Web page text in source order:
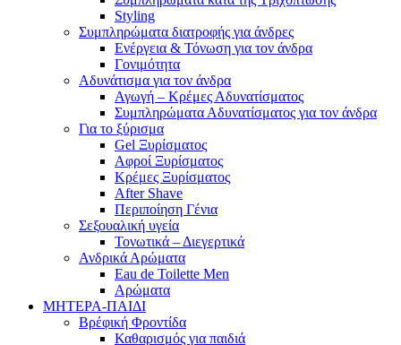
Styling
Συμπληρώματα διατροφής για άνδρες
Ενέργεια & Τόνωση για τον άνδρα
Γονιμότητα
Αδυνάτισμα για τον άνδρα
Αγωγή – Κρέμες Αδυνατίσματος
Συμπληρώματα Αδυνατίσματος για τον άνδρα
Για το ξύρισμα
Gel Ξυρίσματος
Αφροί Ξυρίσματος
Κρέμες Ξυρίσματος
After Shave
Περιποίηση Γένια
Σεξουαλική υγεία
Τονωτικά – Διεγερτικά
Ανδρικά Αρώματα
Eau de Toilette Men
Αρώματα
ΜΗΤΕΡΑ-ΠΑΙΔΙ
Βρέφική Φροντίδα
Καθαρισμός για παιδιά